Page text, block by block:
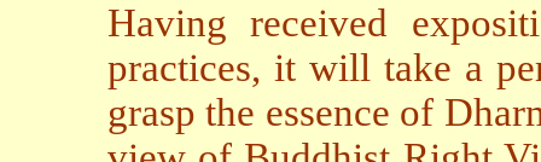
Having received
practices, it will take a
grasp the essence of